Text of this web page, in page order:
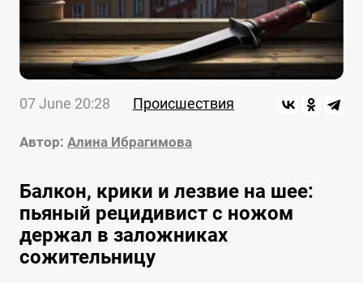
07 June 20:28 Происшествия
Автор: Алина Ибрагимова
Балкон, крики и лезвие на шее:
пьяный рецидивист с ножом
держал в заложниках
сожительницу